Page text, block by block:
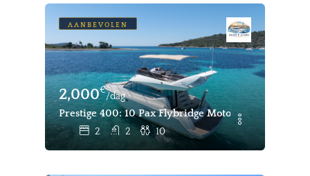
AANBEVOLEN
2,000€
/dag
Prestige 400: 10 Pax Flybridge Motor Yacht Charter
2 2 10